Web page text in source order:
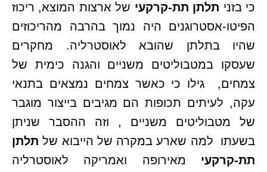
כי בזני תלתן תת-קרקעי של ארצות המוצא, ריכוז
הפיטו-אסטרוגנים היה נמוך בהרבה מהריכוזים
שהיו בתלתן שהובא לאוסטרליה. מחקרים
שעסקו במטבוליטים משניים והגנה כימית של
צמחים, גילו כי כאשר צמחים נמצאים בתנאי
עקה, לעיתים תכופות הם מגיבים בייצור מוגבר
של מטבוליטים משניים , וזה ההסבר שניתן
בשעתו למה שארע במקרה של הייבוא של תלתן
תת-קרקעי מאירופה ואמריקה לאוסטרליה